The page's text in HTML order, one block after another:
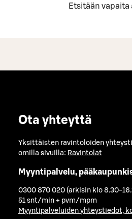
Etsitään vapaita
Ota yhteyttä
Yksittäisten ravintoloiden
omilla sivuilla: Ravintolat
Myyntipalvelu,
0300 870 020 (arkisin klo 8.30-
51 snt/min + pvm/mpm
Myyntipalveluiden yhteystiedot,